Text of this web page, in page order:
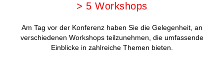
> 5 Workshops
Am Tag vor der Konferenz haben Sie die Gelegenheit, an
verschiedenen Workshops teilzunehmen, die umfassende
Einblicke in zahlreiche Themen bieten.